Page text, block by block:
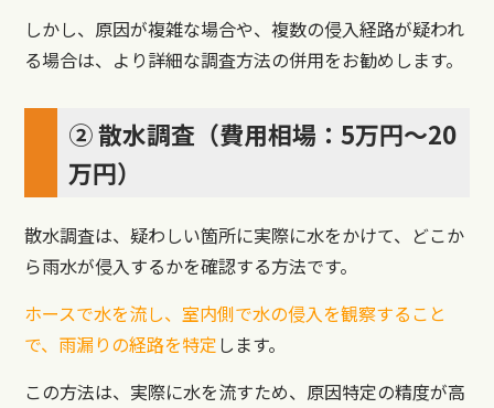
しかし、原因が複雑な場合や、複数の侵入経路が疑われ
る場合は、より詳細な調査方法の併用をお勧めします。
② 散水調査（費用相場：5万円〜20
万円）
散水調査は、疑わしい箇所に実際に水をかけて、どこか
ら雨水が侵入するかを確認する方法です。
ホースで水を流し、室内側で水の侵入を観察すること
で、雨漏りの経路を特定します。
この方法は、実際に水を流すため、原因特定の精度が高